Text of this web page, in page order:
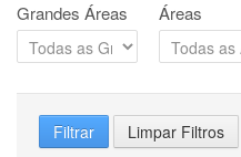
Grandes Áreas Áreas
Filtrar Limpar Filtros